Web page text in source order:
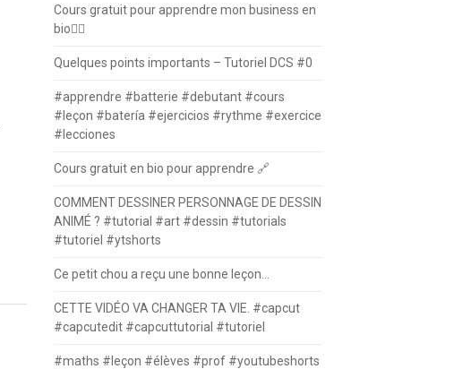
Cours gratuit pour apprendre mon business en
bio⛓️‍💥
Quelques points importants – Tutoriel DCS #0
#apprendre #batterie #debutant #cours
#leçon #batería #ejercicios #rythme #exercice
#lecciones
Cours gratuit en bio pour apprendre 🔗
COMMENT DESSINER PERSONNAGE DE DESSIN
ANIMÉ ? #tutorial #art #dessin #tutorials
#tutoriel #ytshorts
Ce petit chou a reçu une bonne leçon…
CETTE VIDÉO VA CHANGER TA VIE. #capcut
#capcutedit #capcuttutorial #tutoriel
#maths #leçon #élèves #prof #youtubeshorts